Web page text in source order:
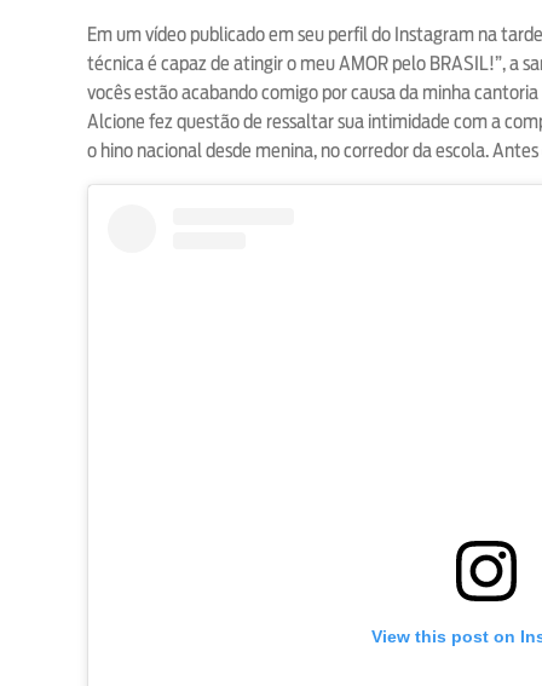
Em um vídeo publicado em seu perfil do Instagram na
técnica é capaz de atingir o meu AMOR pelo BRASIL!”, a
vocês estão acabando comigo por causa da minha
Alcione fez questão de ressaltar sua intimidade com a
o hino nacional desde menina, no corredor da escola.
View this post on